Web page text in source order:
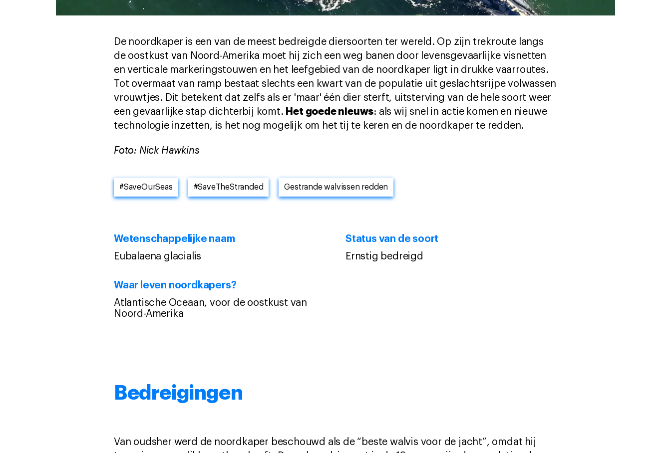
De noordkaper is een van de meest bedreigde diersoorten ter wereld. Op zijn trekroute langs
de oostkust van Noord-Amerika moet hij zich een weg banen door levensgevaarlijke visnetten
en verticale markeringstouwen en het leefgebied van de noordkaper ligt in drukke vaarroutes.
Tot overmaat van ramp bestaat slechts een kwart van de populatie uit geslachtsrijpe volwassen
vrouwtjes. Dit betekent dat zelfs als er 'maar' één dier sterft, uitsterving van de hele soort weer
een gevaarlijke stap dichterbij komt. Het goede nieuws: als wij snel in actie komen en nieuwe
technologie inzetten, is het nog mogelijk om het tij te keren en de noordkaper te redden.
Foto: Nick Hawkins
#SaveOurSeas #SaveTheStranded Gestrande walvissen redden
Wetenschappelijke naam
Eubalaena glacialis
Status van de soort
Ernstig bedreigd
Waar leven noordkapers?
Atlantische Oceaan, voor de oostkust van
Noord-Amerika
Bedreigingen
Van oudsher werd de noordkaper beschouwd als de “beste walvis voor de jacht”, omdat hij